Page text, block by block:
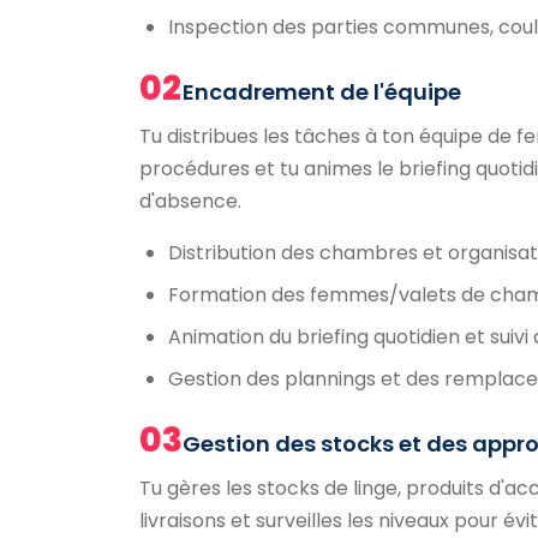
Inspection des parties communes,
02Encadrement de l'équipe
Tu distribues les tâches à ton équipe de
procédures et tu animes le briefing
d'absence.
Distribution des chambres et
Formation des femmes/valets de
Animation du briefing quotidien et
Gestion des plannings et des
03Gestion des stocks et des
Tu gères les stocks de linge, produits
livraisons et surveilles les niveaux pour